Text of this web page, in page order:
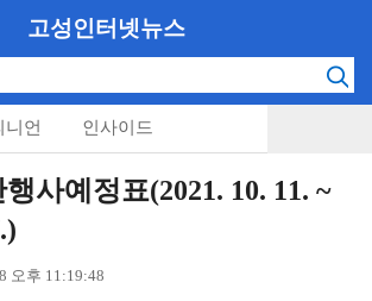
고성인터넷뉴스
니언 인사이드
사예정표(2021. 10. 11. ~
오후 11:19:48